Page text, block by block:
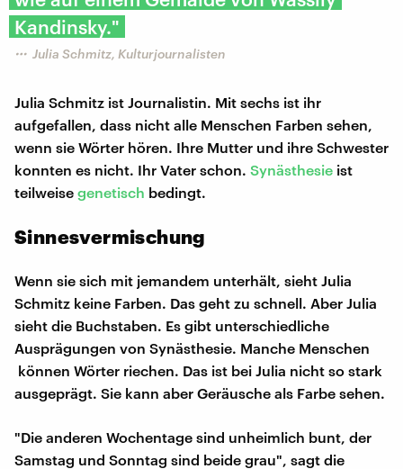
Kandinsky."
Julia Schmitz, Kulturjournalisten
Julia Schmitz ist Journalistin. Mit sechs ist ihr
aufgefallen, dass nicht alle Menschen Farben sehen,
wenn sie Wörter hören. Ihre Mutter und ihre Schwester
konnten es nicht. Ihr Vater schon. Synästhesie ist
teilweise genetisch bedingt.
Sinnesvermischung
Wenn sie sich mit jemandem unterhält, sieht Julia
Schmitz keine Farben. Das geht zu schnell. Aber Julia
sieht die Buchstaben. Es gibt unterschiedliche
Ausprägungen von Synästhesie. Manche Menschen
können Wörter riechen. Das ist bei Julia nicht so stark
ausgeprägt. Sie kann aber Geräusche als Farbe sehen.
"Die anderen Wochentage sind unheimlich bunt, der
Samstag und Sonntag sind beide grau", sagt die